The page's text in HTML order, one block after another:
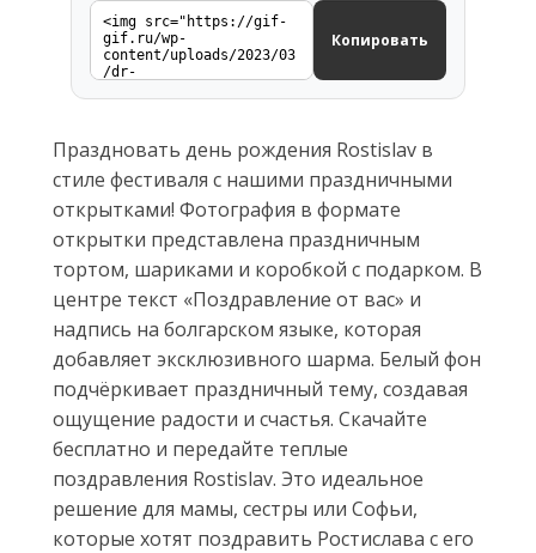
Копировать
Праздновать день рождения Rostislav в
стиле фестиваля с нашими праздничными
открытками! Фотография в формате
открытки представлена праздничным
тортом, шариками и коробкой с подарком. В
центре текст «Поздравление от вас» и
надпись на болгарском языке, которая
добавляет эксклюзивного шарма. Белый фон
подчёркивает праздничный тему, создавая
ощущение радости и счастья. Скачайте
бесплатно и передайте теплые
поздравления Rostislav. Это идеальное
решение для мамы, сестры или Софьи,
которые хотят поздравить Ростислава с его